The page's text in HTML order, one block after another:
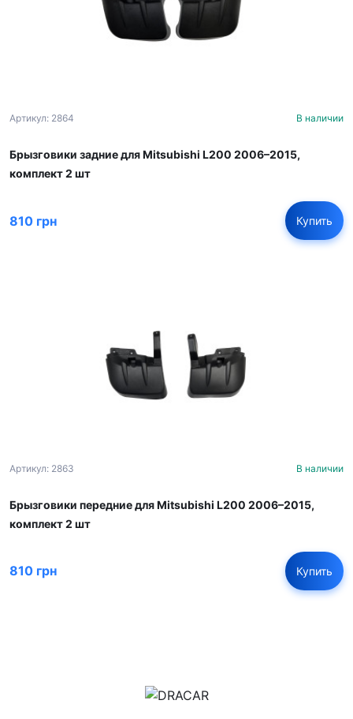
Артикул: 2864 В наличии
Брызговики задние для Mitsubishi L200 2006–2015,
комплект 2 шт
810 грн Купить
Артикул: 2863 В наличии
Брызговики передние для Mitsubishi L200 2006–2015,
комплект 2 шт
810 грн Купить